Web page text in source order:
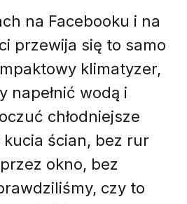
na Facebooku i na
przewija się to samo
klimatyzer,
napełnić wodą i
chłodniejsze
ścian, bez rur
okno, bez
czy to